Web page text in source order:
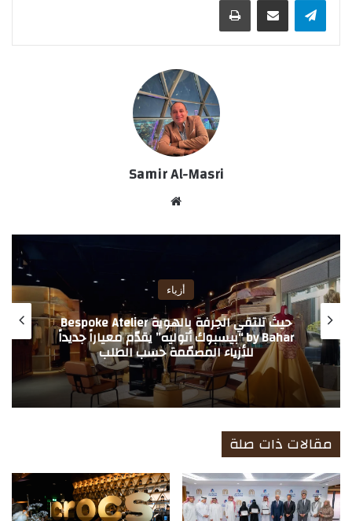
Samir Al-Masri
الوي
أزياء
حيث تلتقي الحِرفة بالهوية Bespoke Atelier
by Bahar “بيسبوك أتوليه” يقدّم معياراً جديداً
للأزياء المصمّمة حسب الطلب
مقالات ذات صلة